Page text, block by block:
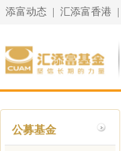
添富动态 | 汇添富香港 |
公募基金